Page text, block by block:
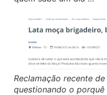
Reclamação recente
questionando o